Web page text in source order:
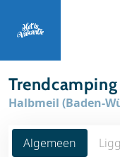
Landen
Weblogs
Halbmeil (Baden-
Algemeen